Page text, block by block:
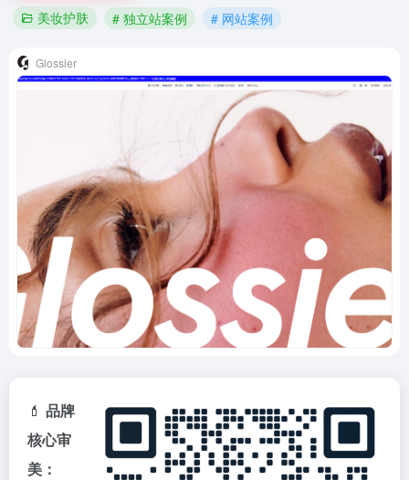
美妆护肤 # 独立站案例 # 网站案例
Glossier
💄 品牌
核心审
美：